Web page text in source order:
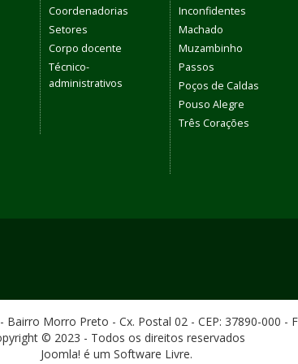
Coordenadorias
Setores
Corpo docente
Técnico-
administrativos
Inconfidentes
Machado
Muzambinho
Passos
Poços de Caldas
Pouso Alegre
Três Corações
Morro Preto - Cx. Postal 02 - CEP: 37890-000 -
© 2023 - Todos os direitos reservados
Joomla! é um Software Livre.